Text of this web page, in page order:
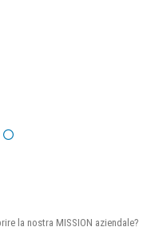
la nostra MISSION aziendale?